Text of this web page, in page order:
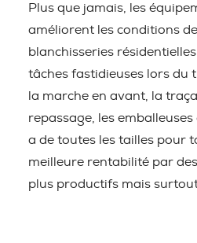
Plus que jamais, les
améliorent les conditions
blanchisseries
tâches fastidieuses lors du
la marche en avant, la
repassage, les
a de toutes les tailles pour
meilleure rentabilité par
plus productifs mais